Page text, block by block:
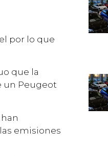
por lo que
que la
un Peugeot
emisiones